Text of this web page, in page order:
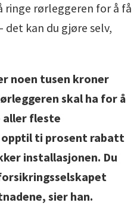
ringe rørleggeren for å få
det kan du gjøre selv,
noen tusen kroner
skal ha for å
aller fleste
ti prosent rabatt
installasjonen. Du
sier han.